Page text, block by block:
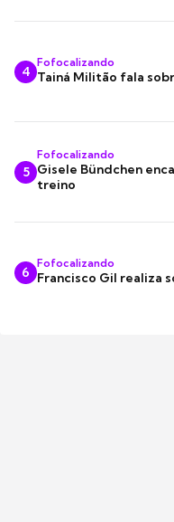
4
Fofocalizando
Tainá Militão fala
5
Fofocalizando
Gisele Bündchen
treino
6
Fofocalizando
Francisco Gil realiza